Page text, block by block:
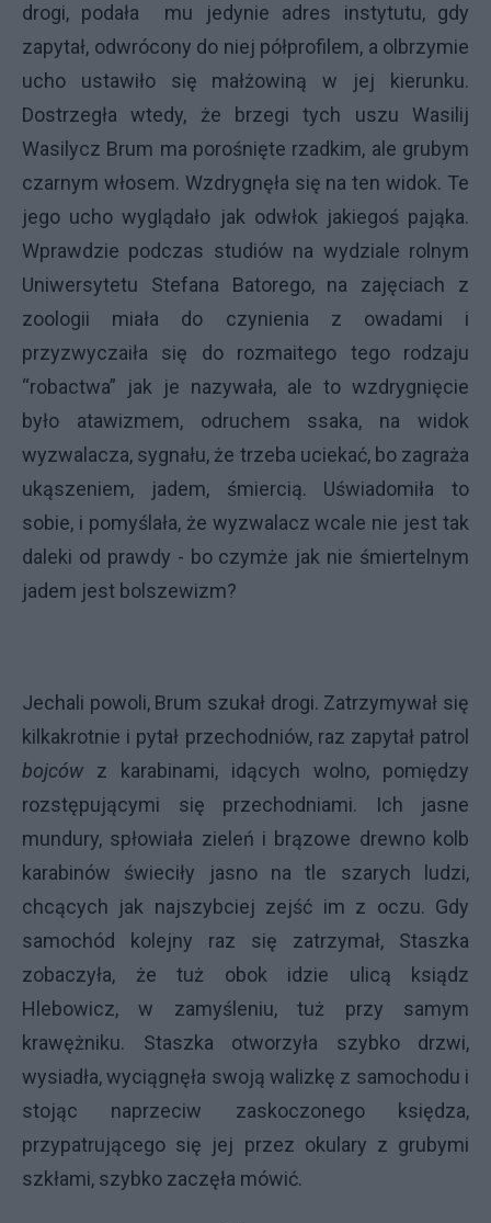
drogi, podała mu jedynie adres instytutu, gdy
zapytał, odwrócony do niej półprofilem, a olbrzymie
ucho ustawiło się małżowiną w jej kierunku.
Dostrzegła wtedy, że brzegi tych uszu Wasilij
Wasilycz Brum ma porośnięte rzadkim, ale grubym
czarnym włosem. Wzdrygnęła się na ten widok. Te
jego ucho wyglądało jak odwłok jakiegoś pająka.
Wprawdzie podczas studiów na wydziale rolnym
Uniwersytetu Stefana Batorego, na zajęciach z
zoologii miała do czynienia z owadami i
przyzwyczaiła się do rozmaitego tego rodzaju
“robactwa” jak je nazywała, ale to wzdrygnięcie
było atawizmem, odruchem ssaka, na widok
wyzwalacza, sygnału, że trzeba uciekać, bo zagraża
ukąszeniem, jadem, śmiercią. Uświadomiła to
sobie, i pomyślała, że wyzwalacz wcale nie jest tak
daleki od prawdy - bo czymże jak nie śmiertelnym
jadem jest bolszewizm?
Jechali powoli, Brum szukał drogi. Zatrzymywał się
kilkakrotnie i pytał przechodniów, raz zapytał patrol
bojców z karabinami, idących wolno, pomiędzy
rozstępującymi się przechodniami. Ich jasne
mundury, spłowiała zieleń i brązowe drewno kolb
karabinów świeciły jasno na tle szarych ludzi,
chcących jak najszybciej zejść im z oczu. Gdy
samochód kolejny raz się zatrzymał, Staszka
zobaczyła, że tuż obok idzie ulicą ksiądz
Hlebowicz, w zamyśleniu,tuż przy samym
krawężniku. Staszka otworzyła szybko drzwi,
wysiadła, wyciągnęła swoją walizkę z samochodu i
stojąc naprzeciw zaskoczonego księdza,
przypatrującego się jej przez okulary z grubymi
szkłami, szybko zaczęła mówić.